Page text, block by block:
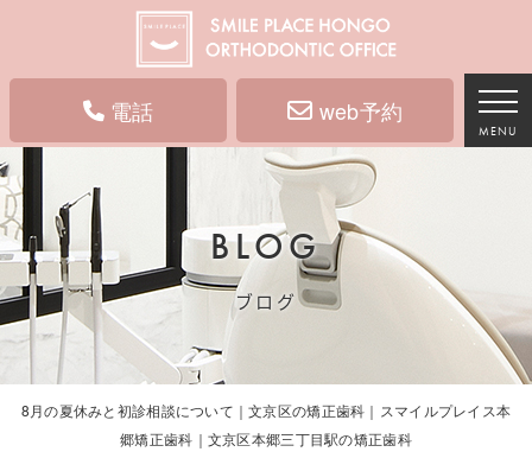
電話 web予約
MENU
BLOG
ブログ
8月の夏休みと初診相談について｜文京区の矯正歯科｜スマイルプレイス本
郷矯正歯科｜文京区本郷三丁目駅の矯正歯科